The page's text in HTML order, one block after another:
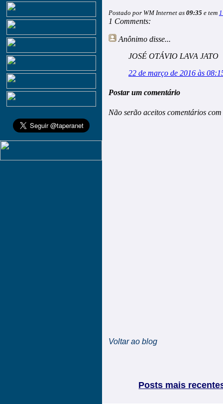
Postado por WM Internet as 09:35 e tem
1 Comments:
Anônimo disse...
JOSÉ OTÁVIO LAVA JATO
22 de março de 2016 às
Postar um comentário
Não serão aceitos comentários
Voltar ao blog
Posts mais